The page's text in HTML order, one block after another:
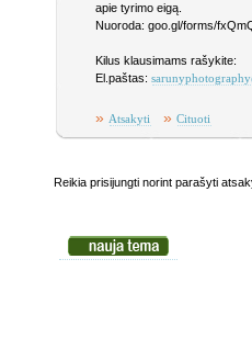
apie tyrimo eigą.
Nuoroda: goo.gl/forms/
Kilus klausimams rašykite:
El.paštas:
» Atsakyti » Cituoti
Reikia prisijungti norint parašyti